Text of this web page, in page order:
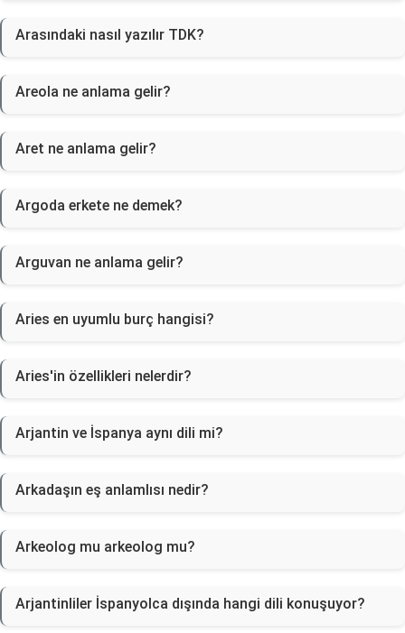
Arasındaki nasıl yazılır TDK?
Areola ne anlama gelir?
Aret ne anlama gelir?
Argoda erkete ne demek?
Arguvan ne anlama gelir?
Aries en uyumlu burç hangisi?
Aries'in özellikleri nelerdir?
Arjantin ve İspanya aynı dili mi?
Arkadaşın eş anlamlısı nedir?
Arkeolog mu arkeolog mu?
Arjantinliler İspanyolca dışında hangi dili konuşuyor?